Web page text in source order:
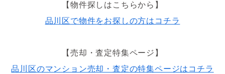
【物件探しはこちらから】
品川区で物件をお探しの方はコチラ
【売却・査定特集ページ】
品川区のマンション売却・査定の特集ページはコチラ